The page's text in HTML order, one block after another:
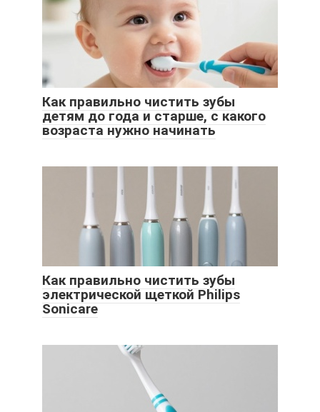
Как правильно чистить зубы
детям до года и старше, с какого
возраста нужно начинать
Как правильно чистить зубы
электрической щеткой Philips
Sonicare